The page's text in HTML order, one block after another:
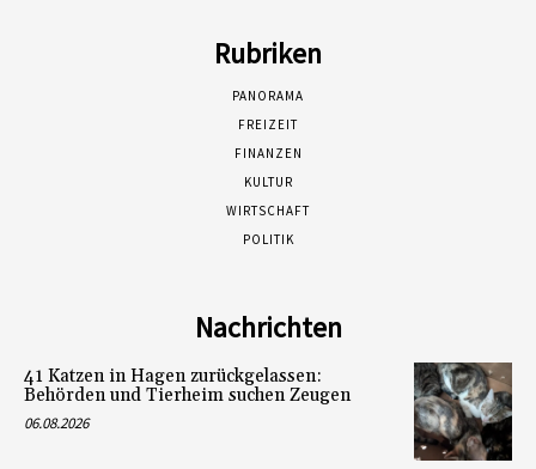
Rubriken
PANORAMA
FREIZEIT
FINANZEN
KULTUR
WIRTSCHAFT
POLITIK
Nachrichten
41 Katzen in Hagen zurückgelassen:
Behörden und Tierheim suchen Zeugen
06.08.2026